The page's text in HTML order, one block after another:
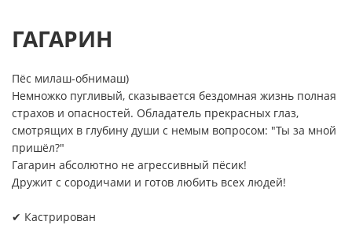
ГАГАРИН
Пёс милаш-обнимаш)
Немножко пугливый, сказывается бездомная жизнь полная
страхов и опасностей. Обладатель прекрасных глаз,
смотрящих в глубину души с немым вопросом: "Ты за мной
пришёл?"
Гагарин абсолютно не агрессивный пёсик!
Дружит с сородичами и готов любить всех людей!
✔ Кастрирован